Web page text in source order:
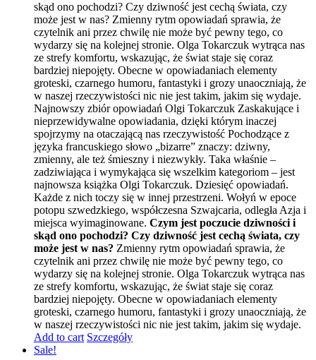
skąd ono pochodzi? Czy dziwność jest cechą świata, czy
może jest w nas? Zmienny rytm opowiadań sprawia, że
czytelnik ani przez chwilę nie może być pewny tego, co
wydarzy się na kolejnej stronie. Olga Tokarczuk wytrąca nas
ze strefy komfortu, wskazując, że świat staje się coraz
bardziej niepojęty. Obecne w opowiadaniach elementy
groteski, czarnego humoru, fantastyki i grozy unaoczniają, że
w naszej rzeczywistości nic nie jest takim, jakim się wydaje.
Najnowszy zbiór opowiadań Olgi Tokarczuk Zaskakujące i
nieprzewidywalne opowiadania, dzięki którym inaczej
spojrzymy na otaczającą nas rzeczywistość Pochodzące z
języka francuskiego słowo „bizarre” znaczy: dziwny,
zmienny, ale też śmieszny i niezwykły. Taka właśnie –
zadziwiająca i wymykająca się wszelkim kategoriom – jest
najnowsza książka Olgi Tokarczuk. Dziesięć opowiadań.
Każde z nich toczy się w innej przestrzeni. Wołyń w epoce
potopu szwedzkiego, współczesna Szwajcaria, odległa Azja i
miejsca wyimaginowane. Czym jest poczucie dziwności i
skąd ono pochodzi? Czy dziwność jest cechą świata, czy
może jest w nas? Zmienny rytm opowiadań sprawia, że
czytelnik ani przez chwilę nie może być pewny tego, co
wydarzy się na kolejnej stronie. Olga Tokarczuk wytrąca nas
ze strefy komfortu, wskazując, że świat staje się coraz
bardziej niepojęty. Obecne w opowiadaniach elementy
groteski, czarnego humoru, fantastyki i grozy unaoczniają, że
w naszej rzeczywistości nic nie jest takim, jakim się wydaje.
Add to cart Szczegóły
Sale!